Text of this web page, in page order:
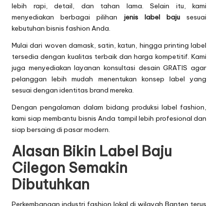
lebih rapi, detail, dan tahan lama. Selain itu, kami
menyediakan berbagai pilihan jenis label baju
sesuai
kebutuhan bisnis fashion Anda.
Mulai dari woven damask, satin, katun, hingga printing label
tersedia dengan kualitas terbaik dan harga kompetitif. Kami
juga menyediakan layanan konsultasi desain GRATIS agar
pelanggan lebih mudah menentukan konsep label yang
sesuai dengan identitas brand mereka.
Dengan pengalaman dalam bidang produksi label fashion,
kami siap membantu bisnis Anda tampil lebih profesional dan
siap bersaing di pasar modern.
Alasan Bikin Label Baju
Cilegon Semakin
Dibutuhkan
Perkembangan industri fashion lokal di wilayah Banten terus